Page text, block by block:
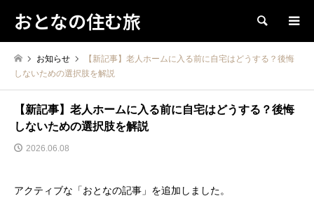
おとなの住む旅 検索
お知らせ
【新記事】老人ホームに入る前に自宅はどうする？後悔
しないための選択肢を解説
【新記事】老人ホームに入る前に自宅はどうする？後悔
しないための選択肢を解説
2026.06.08
アクティブな「おとなの記事」を追加しました。